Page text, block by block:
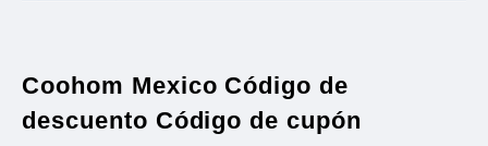
Coohom Mexico Código de
descuento Código de cupón